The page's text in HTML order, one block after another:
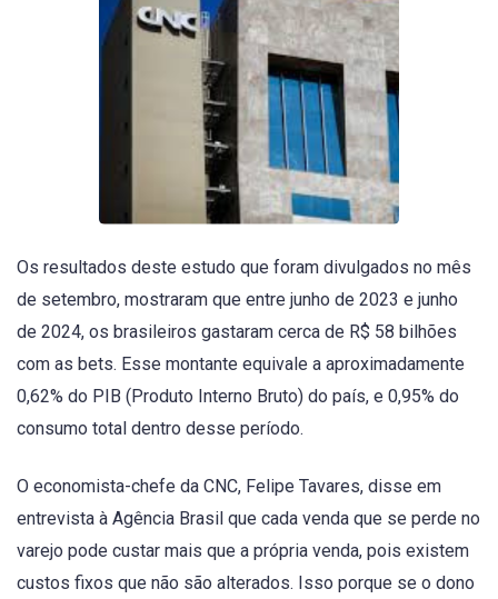
Os resultados deste estudo que foram divulgados no mês
de setembro, mostraram que entre junho de 2023 e junho
de 2024, os brasileiros gastaram cerca de R$ 58 bilhões
com as bets. Esse montante equivale a aproximadamente
0,62% do PIB (Produto Interno Bruto) do país, e 0,95% do
consumo total dentro desse período.
O economista-chefe da CNC, Felipe Tavares, disse em
entrevista à Agência Brasil que cada venda que se perde no
varejo pode custar mais que a própria venda, pois existem
custos fixos que não são alterados. Isso porque se o dono